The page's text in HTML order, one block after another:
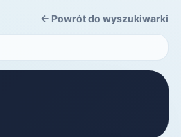
← Powrót do wyszukiwarki